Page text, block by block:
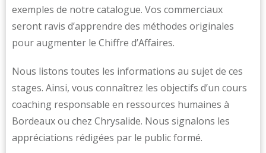
exemples de notre catalogue. Vos commerciaux
seront ravis d’apprendre des méthodes originales
pour augmenter le Chiffre d’Affaires.
Nous listons toutes les informations au sujet de ces
stages. Ainsi, vous connaîtrez les objectifs d’un cours
coaching responsable en ressources humaines à
Bordeaux ou chez Chrysalide. Nous signalons les
appréciations rédigées par le public formé.